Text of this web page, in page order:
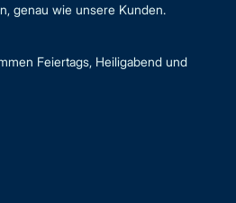
genau wie unsere Kunden.
Feiertags, Heiligabend und